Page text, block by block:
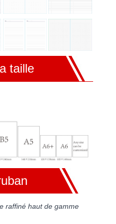
taille
raffiné haut de gamme